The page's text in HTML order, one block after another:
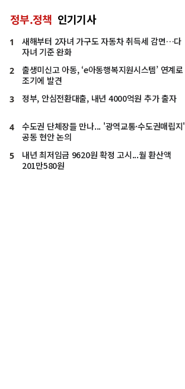
정부.정책 인기기사
1
새해부터 2자녀 가구도 자동차 취득세 감면…다
자녀 기준 완화
2
출생미신고 아동, ‘e아동행복지원시스템’ 연계로
조기에 발견
3 정부, 안심전환대출, 내년 4000억원 추가 출자
4
수도권 단체장들 만나... '광역교통·수도권매립지'
공동 현안 논의
5
내년 최저임금 9620원 확정 고시...월 환산액
201만580원